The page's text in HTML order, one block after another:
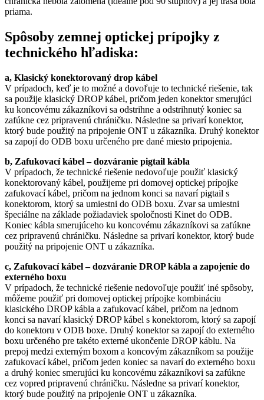
priama.
Spôsoby zemnej optickej prípojky z
technického hľadiska:
a, Klasický konektorovaný drop kábel
V prípadoch, keď je to možné a dovoľuje to technické riešenie, tak
sa použije klasický DROP kábel, pričom jeden konektor smerujúci
ku koncovému zákazníkovi sa odstrihne a odstrihnutý koniec sa
zafúkne cez pripravenú chráničku. Následne sa privarí konektor,
ktorý bude použitý na pripojenie ONT u zákazníka. Druhý konektor
sa zapojí do ODB boxu určeného pre dané miesto pripojenia.
b, Zafukovací kábel – dozváranie pigtail kábla
V prípadoch, že technické riešenie nedovoľuje použiť klasický
konektorovaný kábel, použijeme pri domovej optickej prípojke
zafukovací kábel, pričom na jednom konci sa navarí pigtail s
konektorom, ktorý sa umiestni do ODB boxu. Zvar sa umiestni
špeciálne na základe požiadaviek spoločnosti Kinet do ODB.
Koniec kábla smerujúceho ku koncovému zákazníkovi sa zafúkne
cez pripravenú chráničku. Následne sa privarí konektor, ktorý bude
použitý na pripojenie ONT u zákazníka.
c, Zafukovací kábel – dozváranie DROP kábla a zapojenie do
externého boxu
V prípadoch, že technické riešenie nedovoľuje použiť iné spôsoby,
môžeme použiť pri domovej optickej prípojke kombináciu
klasického DROP kábla a zafukovací kábel, pričom na jednom
konci sa navarí klasický DROP kábel s konektorom, ktorý sa zapojí
do konektoru v ODB boxe. Druhý konektor sa zapojí do externého
boxu určeného pre takéto externé ukončenie DROP káblu. Na
prepoj medzi externým boxom a koncovým zákazníkom sa použije
zafukovací kábel, pričom jeden koniec sa navarí do externého boxu
a druhý koniec smerujúci ku koncovému zákazníkovi sa zafúkne
cez vopred pripravenú chráničku. Následne sa privarí konektor,
ktorý bude použitý na pripojenie ONT u zákazníka.